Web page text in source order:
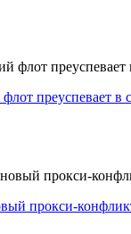
преуспевает в
прокси-